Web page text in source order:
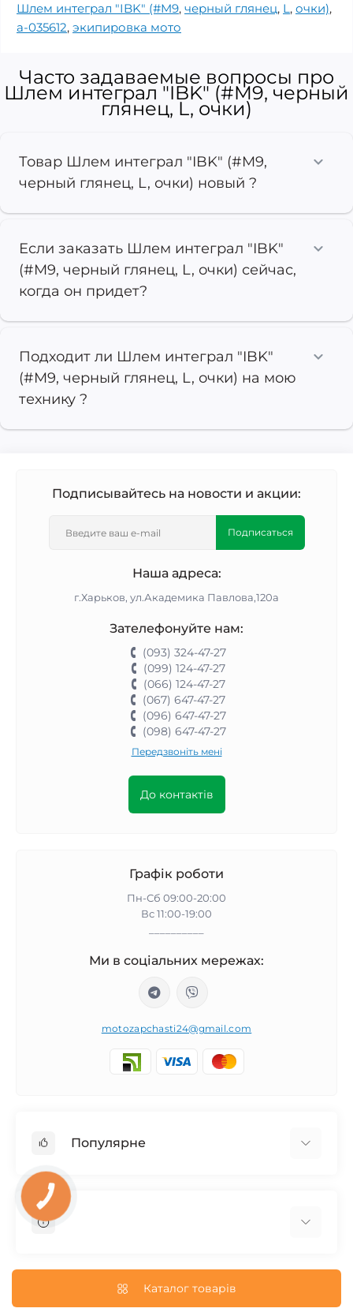
Шлем интеграл "IBK" (#M9, черный глянец, L, очки),
a-035612, экипировка мото
Часто задаваемые вопросы про
Шлем интеграл "IBK" (#M9, черный
глянец, L, очки)
Товар Шлем интеграл "IBK" (#M9,
черный глянец, L, очки) новый ?
Если заказать Шлем интеграл "IBK"
(#M9, черный глянец, L, очки) сейчас,
когда он придет?
Подходит ли Шлем интеграл "IBK"
(#M9, черный глянец, L, очки) на мою
технику ?
Подписывайтесь на новости и акции:
Подписаться
Наша адреса:
г.Харьков, ул.Академика Павлова,120а
Зателефонуйте нам:
(093) 324-47-27
(099) 124-47-27
(066) 124-47-27
(067) 647-47-27
(096) 647-47-27
(098) 647-47-27
Передзвоніть мені
До контактів
Графік роботи
Пн-Сб 09:00-20:00
Вс 11:00-19:00
Ми в соціальних мережах:
motozapchasti24@gmail.com
Популярне
Запчасти на мотоцикл Урал / МТ Днепр / К-750
Запчасти на мотоцикл Иж Юпитер / Планета
Запчасти на мотоцикл Ява
Запчасти на мотоцикл Восход
Запчасти на Дельту / Delta
Доставка и Оплата
Пользовательское соглашение
Каталог товарів
КНОПКА
ЗВ'ЯЗКУ